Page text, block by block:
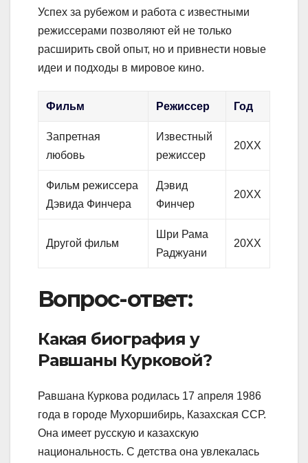
Успех за рубежом и работа с известными
режиссерами позволяют ей не только
расширить свой опыт, но и привнести новые
идеи и подходы в мировое кино.
Фильм Режиссер Год
Запретная
любовь
Известный
режиссер
20XX
Фильм режиссера
Дэвида Финчера
Дэвид
Финчер
20XX
Другой фильм
Шри Рама
Раджуани
20XX
Вопрос-ответ:
Какая биография у
Равшаны Курковой?
Равшана Куркова родилась 17 апреля 1986
года в городе Мухоршибирь, Казахская ССР.
Она имеет русскую и казахскую
национальность. С детства она увлекалась